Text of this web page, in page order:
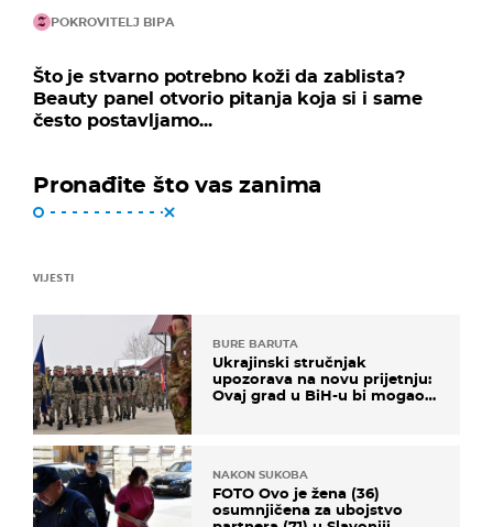
POKROVITELJ BIPA
Što je stvarno potrebno koži da zablista?
Beauty panel otvorio pitanja koja si i same
često postavljamo...
Pronađite što vas zanima
VIJESTI
BURE BARUTA
Ukrajinski stručnjak
upozorava na novu prijetnju:
Ovaj grad u BiH-u bi mogao
NAKON SUKOBA
FOTO Ovo je žena (36)
osumnjičena za ubojstvo